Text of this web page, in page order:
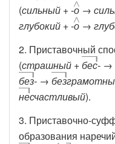
(сильный + -о →
глубокий + -о →
2. Приставочный
(страшный +бес- →
без- → без
несчастливый).
3. Приставочно-
образования